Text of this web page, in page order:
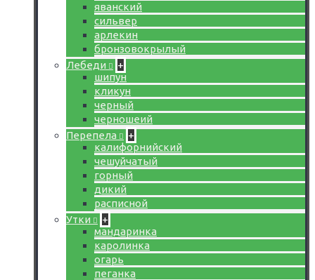
яванский
сильвер
арлекин
бронзовокрылый
Лебеди
+
шипун
кликун
черный
черношеий
Перепела
+
калифорнийский
чешуйчатый
горный
дикий
расписной
Утки
+
мандаринка
каролинка
огарь
пеганка